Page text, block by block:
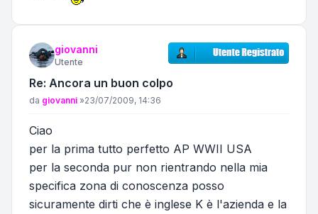
giovanni
Utente
Re: Ancora un buon colpo
Messaggio
da giovanni »23/07/2009, 14:36
Ciao
per la prima tutto perfetto AP WWII USA
per la seconda pur non rientrando nella mia
specifica zona di conoscenza posso
sicuramente dirti che è inglese K è l'azienda e la